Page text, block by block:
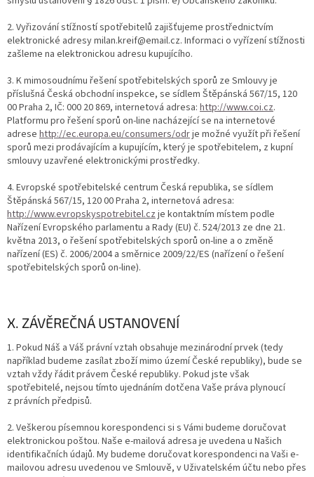
2. Vyřizování stížností spotřebitelů zajišťujeme prostřednictvím
elektronické adresy milan.kreif@email.cz. Informaci o vyřízení stížnosti
zašleme na elektronickou adresu kupujícího.
3. K mimosoudnímu řešení spotřebitelských sporů ze Smlouvy je
příslušná Česká obchodní inspekce, se sídlem Štěpánská 567/15, 120
00 Praha 2, IČ: 000 20 869, internetová adresa: http://www.coi.cz.
Platformu pro řešení sporů on-line nacházející se na internetové
adrese http://ec.europa.eu/consumers/odrje možné využít při řešení
sporů mezi prodávajícím a kupujícím, který je spotřebitelem, z kupní
smlouvy uzavřené elektronickými prostředky.
4. Evropské spotřebitelské centrum Česká republika, se sídlem
Štěpánská 567/15, 120 00 Praha 2, internetová adresa:
http://www.evropskyspotrebitel.cz je kontaktním místem podle
Nařízení Evropského parlamentu a Rady (EU) č. 524/2013 ze dne 21.
května 2013, o řešení spotřebitelských sporů on-line a o změně
nařízení (ES) č. 2006/2004 a směrnice 2009/22/ES (nařízení o řešení
spotřebitelských sporů on-line).
X. ZÁVĚREČNÁ USTANOVENÍ
1. Pokud Náš a Váš právní vztah obsahuje mezinárodní prvek (tedy
například budeme zasílat zboží mimo území České republiky), bude se
vztah vždy řádit právem České republiky. Pokud jste však
spotřebitelé, nejsou tímto ujednáním dotčena Vaše práva plynoucí
z právních předpisů.
2. Veškerou písemnou korespondenci si s Vámi budeme doručovat
elektronickou poštou. Naše e-mailová adresa je uvedena u Našich
identifikačních údajů. My budeme doručovat korespondenci na Vaši e-
mailovou adresu uvedenou ve Smlouvě, v Uživatelském účtu nebo přes